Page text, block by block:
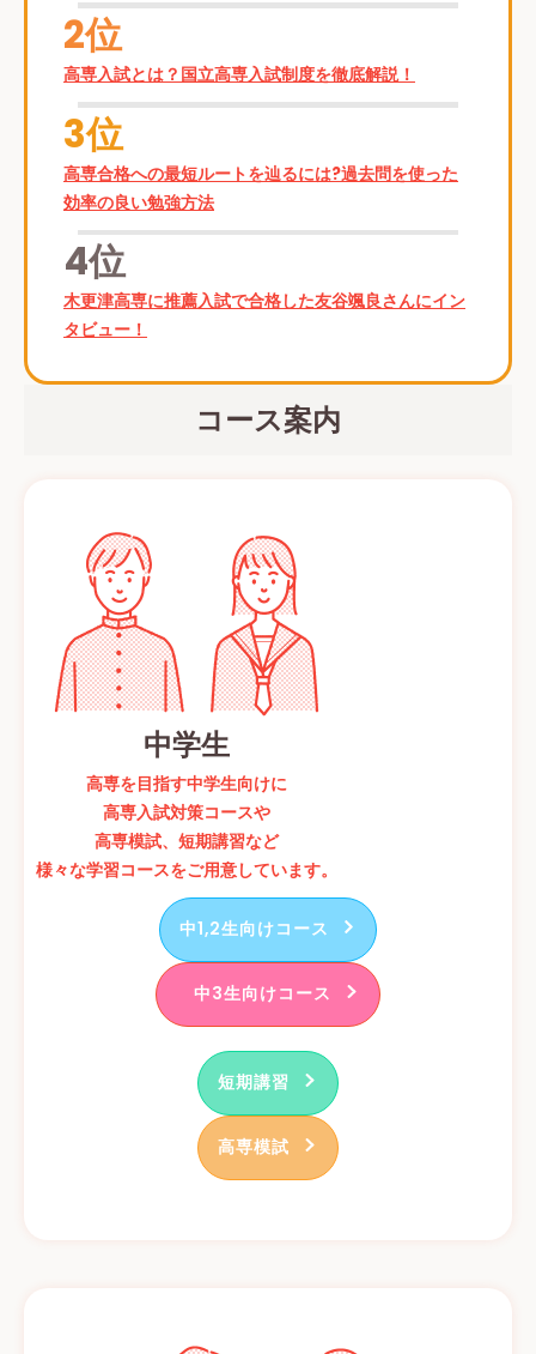
2位
高専入試とは？国立高専入試制度を徹底解説！
3位
高専合格への最短ルートを辿るには?過去問を使った
効率の良い勉強方法
4位
木更津高専に推薦入試で合格した友谷颯良さんにイン
タビュー！
コース案内
中学生
高専を目指す中学生向けに
高専入試対策コースや
高専模試、短期講習など
様々な学習コースをご用意しています。
中1,2生向けコース
中3生向けコース
短期講習
高専模試